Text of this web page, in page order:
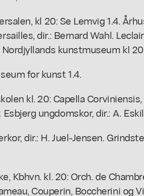
kl 20: Se Lemvig 1.4.
dir.: Bernard Wahl.
kunstmuseum kl
for kunst 1.4.
kl. 20: Capella
ungdomskor, dir.: A.
dir.: H. Juel-Jensen.
Kbhvn. kl. 20: Orch. de
Couperin, Boccherini og